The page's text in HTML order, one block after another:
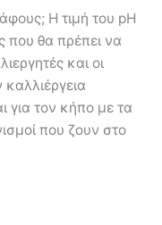
Η τιμή του pH
που θα πρέπει να
και οι
καλλιέργεια
για τον κήπο με τα
που ζουν στο